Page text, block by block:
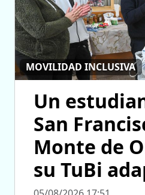
MOVILIDAD INCLUSIVA
Un
San
Monte de
su TuBi